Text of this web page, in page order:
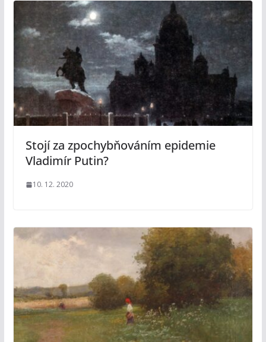
Stojí za zpochybňováním epidemie
Vladimír Putin?
10. 12. 2020